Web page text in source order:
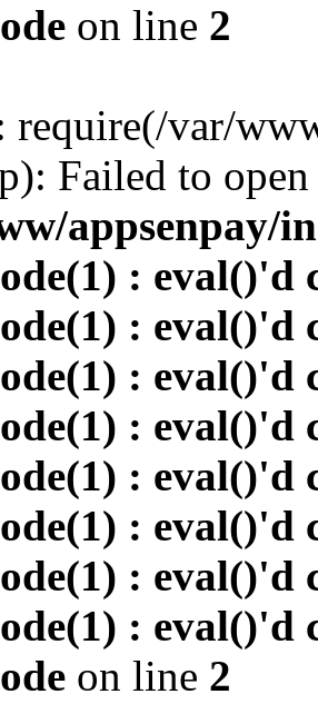
on line 2
require(/var/
Failed to
appsenpay/
: eval()'d
: eval()'d
: eval()'d
: eval()'d
: eval()'d
: eval()'d
: eval()'d
: eval()'d
on line 2